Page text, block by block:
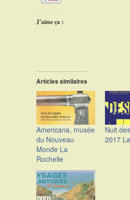
J’aime ça :
Articles similaires
Americana, musée
du Nouveau
Monde La
Rochelle
Nuit
2017